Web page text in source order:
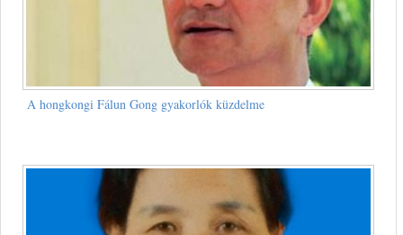
A hongkongi Fálun Gong gyakorlók küzdelme